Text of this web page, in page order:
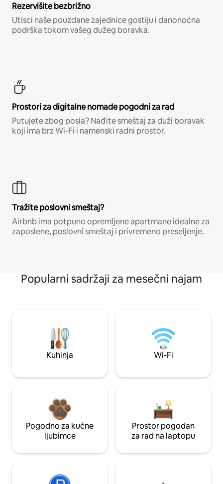
Rezervišite bezbrižno
Utisci naše pouzdane zajednice gostiju i danonoćna
podrška tokom vašeg dužeg boravka.
Prostori za digitalne nomade pogodni za rad
Putujete zbog posla? Nađite smeštaj za duži boravak
koji ima brz Wi-Fi i namenski radni prostor.
Tražite poslovni smeštaj?
Airbnb ima potpuno opremljene apartmane idealne za
zaposlene, poslovni smeštaj i privremeno preseljenje.
Popularni sadržaji za mesečni najam
Kuhinja Wi-Fi
Pogodno za kućne
ljubimce
Prostor pogodan
za rad na laptopu